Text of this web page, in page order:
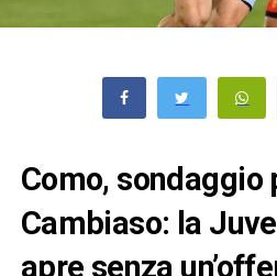
Como, sondaggio
Cambiaso: la
apre senza